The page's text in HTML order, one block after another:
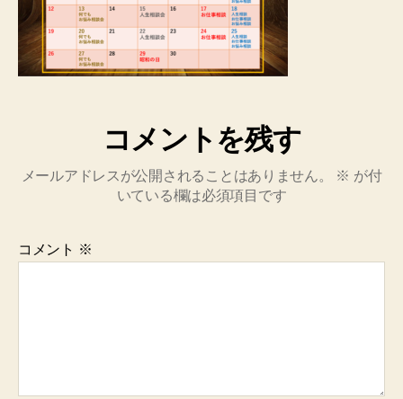
コメントを残す
メールアドレスが公開されることはありません。 ※ が付
いている欄は必須項目です
コメント ※